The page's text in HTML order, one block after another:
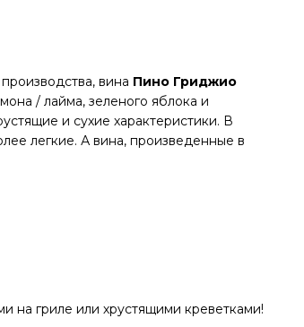
вина Пино Гриджио
/ лайма, зеленого яблока и
и сухие характеристики. В
легкие. А вина, произведенные в
на гриле или хрустящими креветками!